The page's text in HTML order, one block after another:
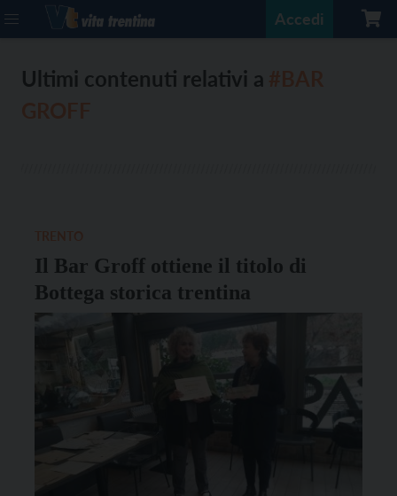
Accedi
Ultimi contenuti relativi a
Il Bar Groff ottiene il titolo di
Bottega storica trentina